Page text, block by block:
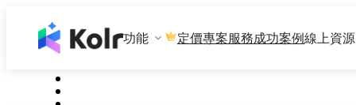
功能 定價專案服務成功案例線上資源